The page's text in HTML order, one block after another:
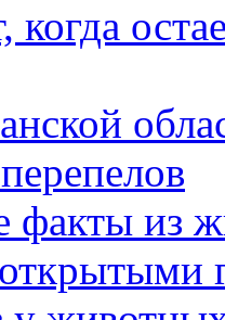
когда
факты из